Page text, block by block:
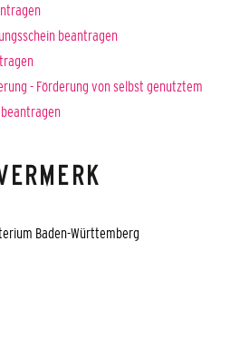
beantragen
- Förderung von selbst genutztem
Baden-Württemberg